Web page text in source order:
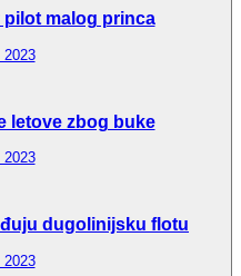
malog princa
2023
letove zbog buke
2023
dugolinijsku flotu
2023